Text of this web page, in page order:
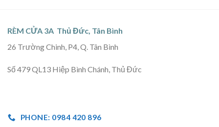
RÈM CỬA 3A Thủ Đức, Tân Bình
26 Trường Chinh, P4, Q. Tân Bình
Số 479 QL13 Hiệp Bình Chánh, Thủ Đức
PHONE: 0984 420 896